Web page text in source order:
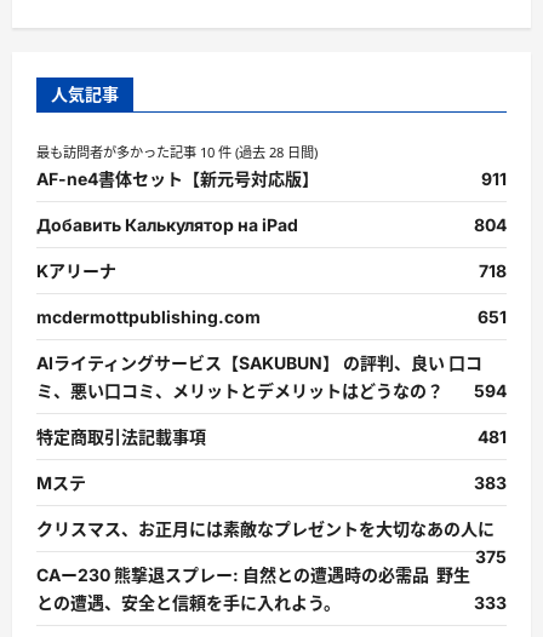
人気記事
最も訪問者が多かった記事 10 件 (過去 28 日間)
AF-ne4書体セット【新元号対応版】 911
Добавить Калькулятор на iPad 804
Kアリーナ 718
mcdermottpublishing.com 651
AIライティングサービス【SAKUBUN】 の評判、良い 口コ
ミ、悪い口コミ、メリットとデメリットはどうなの？
594
特定商取引法記載事項 481
Mステ 383
クリスマス、お正月には素敵なプレゼントを大切なあの人に
375
CAー230 熊撃退スプレー: 自然との遭遇時の必需品 野生
との遭遇、安全と信頼を手に入れよう。
333